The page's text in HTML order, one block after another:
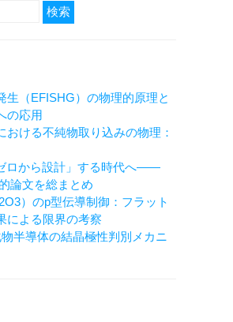
生（EFISHG）の物理的原理と
の応用
おける不純物取り込みの物理：
ロから設計」する時代へ——
論文を総まとめ
）のp型伝導制御：フラット
による限界の考察
半導体の結晶極性判別メカニ